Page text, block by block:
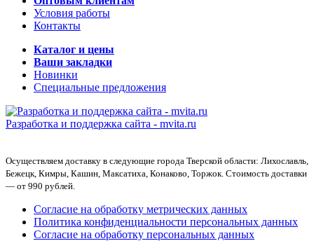
Условия работы
Контакты
Каталог и цены
Ваши закладки
Новинки
Специальные предложения
Разработка и поддержка сайта - mvita.ru
Осуществляем доставку в следующие города Тверской области: Лихославль,
Бежецк, Кимры, Кашин, Максатиха, Конаково, Торжок. Стоимость доставки
— от 990 рублей.
Согласие на обработку метрических данных
Политика конфиденциальности персональных данных
Согласие на обработку персональных данных